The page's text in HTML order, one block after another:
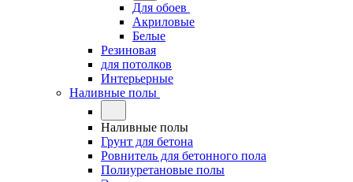
Для обоев
Акриловые
Белые
Резиновая
для потолков
Интерьерные
Наливные полы
Наливные полы
Грунт для бетона
Ровнитель для бетонного пола
Полиуретановые полы